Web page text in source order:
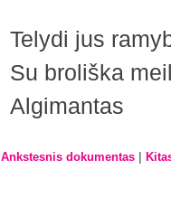
Telydi jus
Su broliška
Algimantas
Ankstesnis dokumentas |